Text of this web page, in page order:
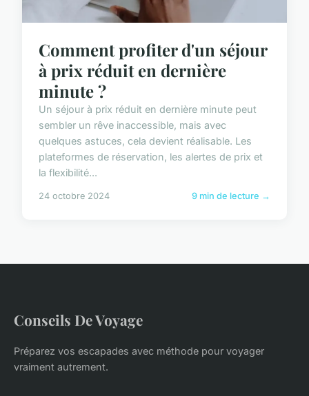
Comment profiter d'un séjour
à prix réduit en dernière
minute ?
Un séjour à prix réduit en dernière minute peut
sembler un rêve inaccessible, mais avec
quelques astuces, cela devient réalisable. Les
plateformes de réservation, les alertes de prix et
la flexibilité...
24 octobre 2024 9 min de lecture →
Conseils De Voyage
Préparez vos escapades avec méthode pour voyager
vraiment autrement.